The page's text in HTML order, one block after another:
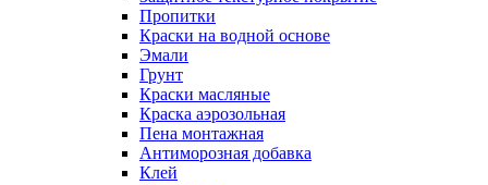
Пропитки
Краски на водной основе
Эмали
Грунт
Краски масляные
Краска аэрозольная
Пена монтажная
Антиморозная добавка
Клей